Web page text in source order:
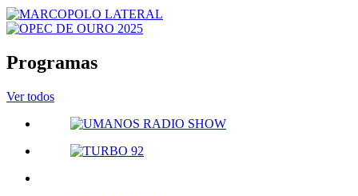
Programas
Ver todos